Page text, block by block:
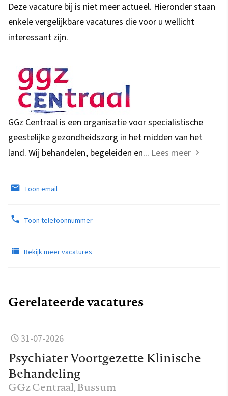
Deze vacature bij is niet meer actueel. Hieronder staan
enkele vergelijkbare vacatures die voor u wellicht
interessant zijn.
GGz Centraal is een organisatie voor specialistische
geestelijke gezondheidszorg in het midden van het
land. Wij behandelen, begeleiden en... Lees meer
Toon email
Toon telefoonnummer
Bekijk meer vacatures
Gerelateerde vacatures
31-07-2026
Psychiater Voortgezette Klinische
Behandeling
GGz Centraal, Bussum